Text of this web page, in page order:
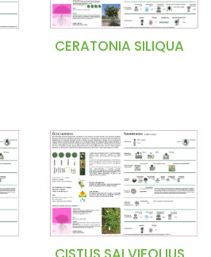
CERATONIA SILIQUA